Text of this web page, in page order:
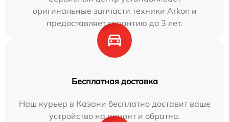
оригинальные запчасти техники Arkon и
предоставляет гарантию до 3 лет.
Бесплатная доставка
Наш курьер в Казани бесплатно доставит ваше
устройство на ремонт и обратно.